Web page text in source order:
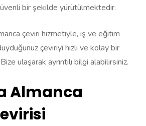
bir şekilde yürütülmektedir.
çeviri hizmetiyle, iş ve eğitim
çeviriyi hızlı ve kolay bir
ulaşarak ayrıntılı bilgi alabilirsiniz.
Almanca